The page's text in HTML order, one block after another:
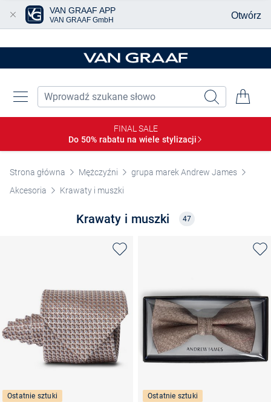
FINAL SALE
Do 50% rabatu na wiele stylizacji
Strona główna Mężczyźni
grupa marek Andrew James
Akcesoria
Krawaty i muszki
Krawaty i muszki 47
Ostatnie sztuki Ostatnie sztuki
VAN GRAAF APP
VAN GRAAF GmbH Otwórz